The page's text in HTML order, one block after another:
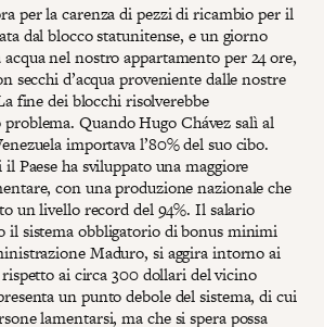
per la carenza di pezzi di ricambio per il
dal blocco statunitense, e un giorno
nel nostro appartamento per 24 ore,
secchi d’acqua proveniente dalle nostre
fine dei blocchi risolverebbe
Quando Hugo Chávez salì al
importava l’80% del suo cibo.
Paese ha sviluppato una maggiore
con una produzione nazionale che
un livello record del 94%. Il salario
il sistema obbligatorio di bonus minimi
Maduro, si aggira intorno ai
ai circa 300 dollari del vicino
un punto debole del sistema, di cui
lamentarsi, ma che si spera possa